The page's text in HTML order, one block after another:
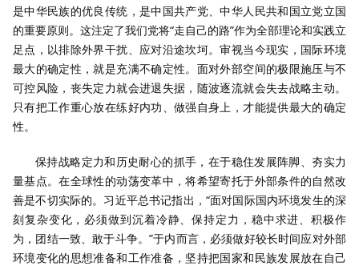
是中华民族的优良传统，是中国共产党、中华人民共和国立党立国
的重要原则。这注定了我们党将“走自己的路”作为全部理论和实践立
足点，以排除外界干扰、应对沿途坎坷。审视当今现实，国际环境
最大的确定性，就是充满不确定性。面对外部空间的极限施压与不
可控风险，丧失定力就会进退失据，随波逐流就会失去战略主动。
只有把工作重心放在练好内功、做强自身上，才能提供最大的确定
性。
保持战略定力和历史耐心的抓手，在于稳住发展阵脚、夯实力
量基点。在全球性的动荡变革中，将希望寄托于外部条件的自然改
善是不切实际的。习近平总书记指出，“面对国际国内环境发生的深
刻复杂变化，必须做到沉着冷静、保持定力，稳中求进、积极作
为，团结一致、敢于斗争。”于内而言，必须做好较长时间应对外部
环境变化的思想准备和工作准备，坚持把国家和民族发展放在自己